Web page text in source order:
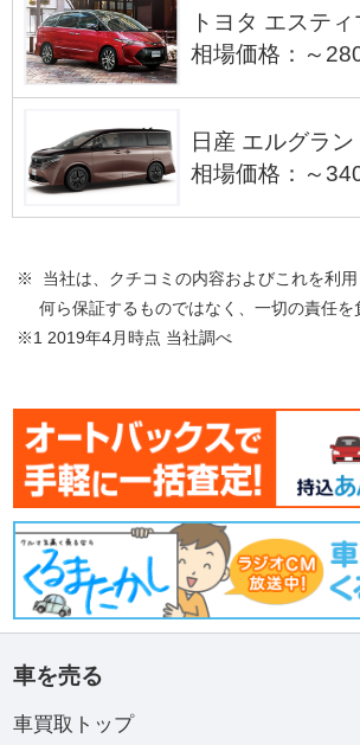
トヨタ エスティ
相場価格：～
日産 エルグラン
相場価格：～
※ 当社は、クチコミの内容およびこれを利用
何ら保証するものではなく、一切の責任を
※1 2019年4月時点 当社調べ
車を売る
車買取トップ